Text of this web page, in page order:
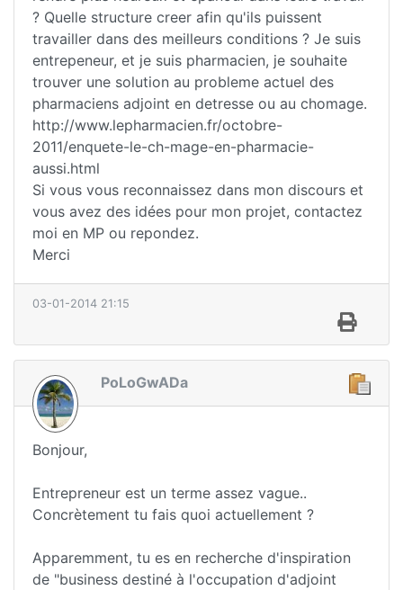
? Quelle structure creer afin qu'ils puissent
travailler dans des meilleurs conditions ? Je suis
entrepeneur, et je suis pharmacien, je souhaite
trouver une solution au probleme actuel des
pharmaciens adjoint en detresse ou au chomage.
http://www.lepharmacien.fr/octobre-
2011/enquete-le-ch-mage-en-pharmacie-
aussi.html
Si vous vous reconnaissez dans mon discours et
vous avez des idées pour mon projet, contactez
moi en MP ou repondez.
Merci
03-01-2014 21:15
PoLoGwADa
Bonjour,
Entrepreneur est un terme assez vague..
Concrètement tu fais quoi actuellement ?
Apparemment, tu es en recherche d'inspiration
de "business destiné à l'occupation d'adjoint